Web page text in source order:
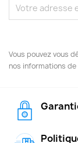
Vous pouvez vous
nos informations